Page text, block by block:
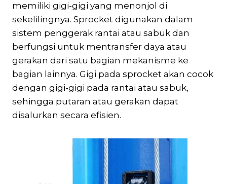
memiliki gigi-gigi yang menonjol di
sekelilingnya. Sprocket digunakan dalam
sistem penggerak rantai atau sabuk dan
berfungsi untuk mentransfer daya atau
gerakan dari satu bagian mekanisme ke
bagian lainnya. Gigi pada sprocket akan cocok
dengan gigi-gigi pada rantai atau sabuk,
sehingga putaran atau gerakan dapat
disalurkan secara efisien.